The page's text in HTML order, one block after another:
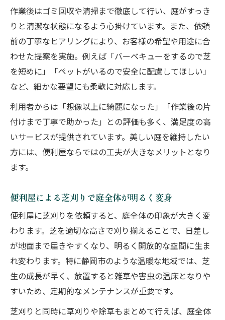
作業後はゴミ回収や清掃まで徹底して行い、庭がすっき
りと清潔な状態になるよう心掛けています。また、依頼
前の丁寧なヒアリングにより、お客様の希望や用途に合
わせた提案を実施。例えば「バーベキューをするので芝
を短めに」「ペットがいるので安全に配慮してほしい」
など、細かな要望にも柔軟に対応します。
利用者からは「想像以上に綺麗になった」「作業後の片
付けまで丁寧で助かった」との評価も多く、満足度の高
いサービスが提供されています。美しい庭を維持したい
方には、便利屋ならではの工夫が大きなメリットとなり
ます。
便利屋による芝刈りで庭全体が明るく変身
便利屋に芝刈りを依頼すると、庭全体の印象が大きく変
わります。芝を適切な高さで刈り揃えることで、日差し
が地面まで届きやすくなり、明るく開放的な空間に生ま
れ変わります。特に静岡市のような温暖な地域では、芝
生の成長が早く、放置すると雑草や害虫の温床となりや
すいため、定期的なメンテナンスが重要です。
芝刈りと同時に草刈りや除草もまとめて行えば、庭全体